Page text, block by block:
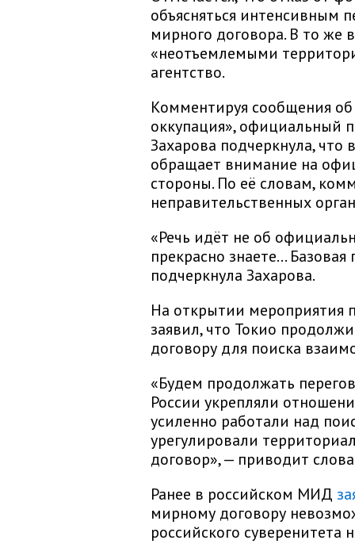
объясняться интенсивным
мирного договора. В то же
«неотъемлемыми
агентство.
Комментируя сообщения об
оккупация», официальный
Захарова подчеркнула,
обращает внимание на
стороны. По её словам,
неправительственных
«Речь идёт не об
прекрасно знаете…
подчеркнула Захарова.
На открытии мероприятия
заявил, что Токио
договору для поиска
«Будем продолжать
России укрепляли
усиленно работали над
урегулировали
договор», — приводит
Ранее в российском МИД
мирному договору
российского